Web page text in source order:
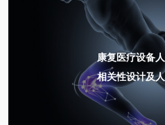
康复医疗设备
相关性设计及